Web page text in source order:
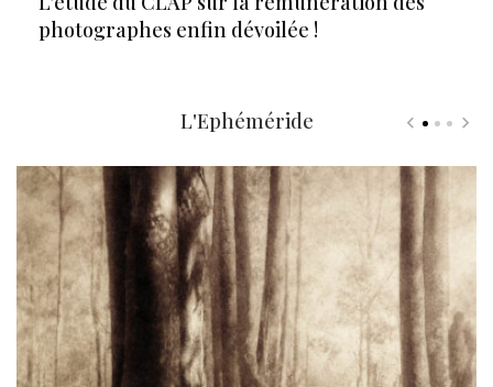
photographes enfin dévoilée !
L'Ephéméride